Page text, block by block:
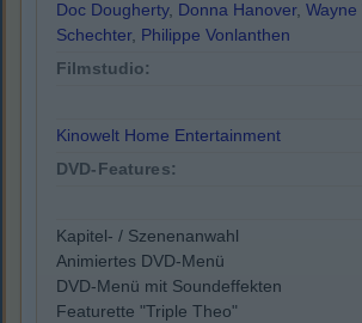
Doc Dougherty, Donna Hanover, Wayne
Schechter, Philippe Vonlanthen
Filmstudio:
Kinowelt Home Entertainment
DVD-Features:
Kapitel- / Szenenanwahl
Animiertes DVD-Menü
DVD-Menü mit Soundeffekten
Featurette "Triple Theo"